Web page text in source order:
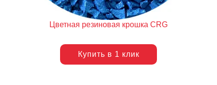
Цветная резиновая крошка CRG
Купить в 1 клик